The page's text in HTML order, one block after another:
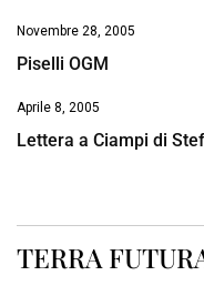
Novembre 28, 2005
Piselli OGM
Aprile 8, 2005
Lettera a Ciampi di
TERRA